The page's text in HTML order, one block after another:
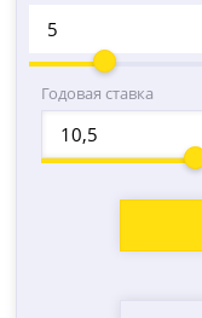
Годовая ставка